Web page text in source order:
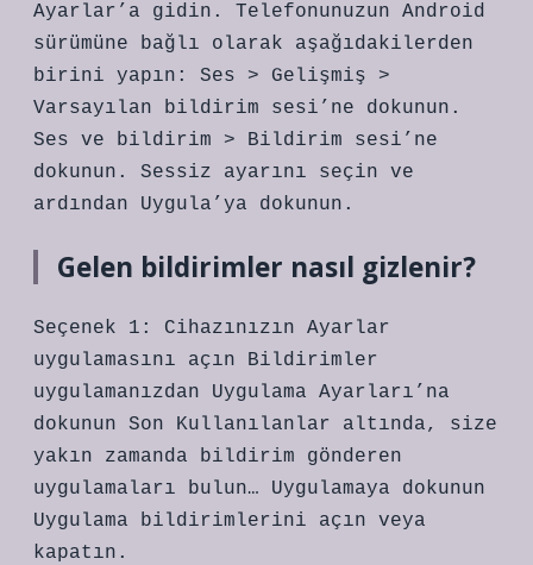
Ayarlar’a gidin. Telefonunuzun Android
sürümüne bağlı olarak aşağıdakilerden
birini yapın: Ses > Gelişmiş >
Varsayılan bildirim sesi’ne dokunun.
Ses ve bildirim > Bildirim sesi’ne
dokunun. Sessiz ayarını seçin ve
ardından Uygula’ya dokunun.
Gelen bildirimler nasıl gizlenir?
Seçenek 1: Cihazınızın Ayarlar
uygulamasını açın Bildirimler
uygulamanızdan Uygulama Ayarları’na
dokunun Son Kullanılanlar altında, size
yakın zamanda bildirim gönderen
uygulamaları bulun… Uygulamaya dokunun
Uygulama bildirimlerini açın veya
kapatın.